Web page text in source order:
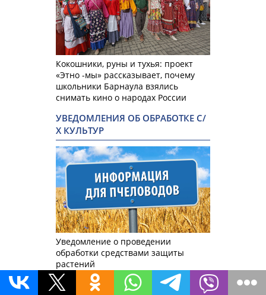
Кокошники, руны и тухья: проект
«Этно -мы» рассказывает, почему
школьники Барнаула взялись
снимать кино о народах России
УВЕДОМЛЕНИЯ ОБ ОБРАБОТКЕ С/
Х КУЛЬТУР
Уведомление о проведении
обработки средствами защиты
растений
ВОЕННАЯ СПЕЦОПЕРАЦИЯ НА